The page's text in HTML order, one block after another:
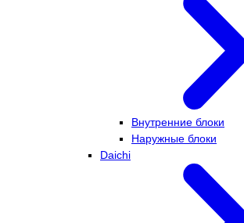
Внутренние блоки
Наружные блоки
Daichi